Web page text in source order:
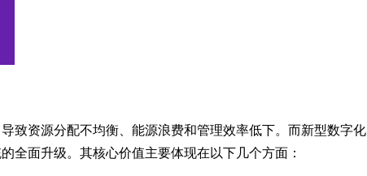
致资源分配不均衡、能源浪费和管理效率低下。而新型数字
全面升级。其核心价值主要体现在以下几个方面：